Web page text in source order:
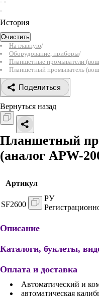
История
Очистить
На главную/
Оборудование, приборы/
Планшетные промыватели
Планшетный промыватель
Поделиться
Вернуться назад
Планшетный
(аналог APW-
Артикул
SF2600
РУ
Описание
Каталоги, буклеты,
Оплата и доставка
Автоматический и
автоматическая